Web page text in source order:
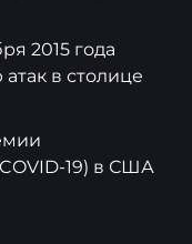
2015 года
в столице
19) в США